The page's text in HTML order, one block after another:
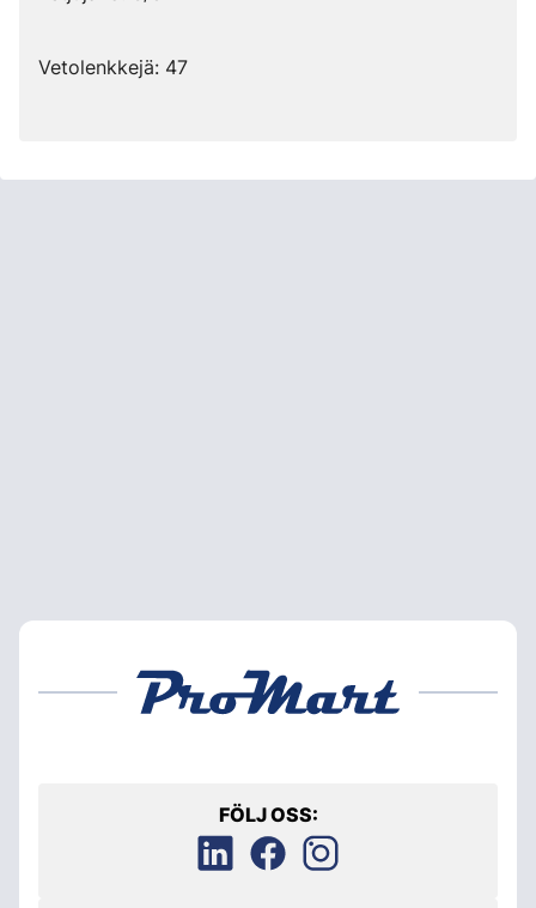
Vetolenkkejä: 47
FÖLJ OSS: